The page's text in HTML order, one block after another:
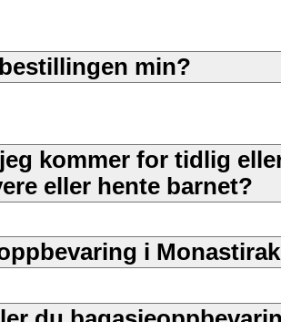
min?
kommer for tidlig
eller hente barnet?
i